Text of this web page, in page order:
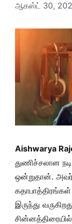
ஆகஸ்ட் 30,
Aishwarya
துணிச்சலான
ஒன்றுதான். அவர்
இருந்து
சின்னத்திரையில்